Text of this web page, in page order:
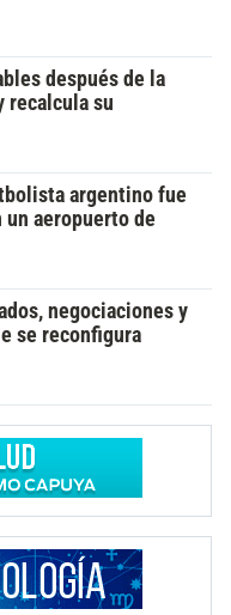
después de la
recalcula su
argentino fue
un aeropuerto de
negociaciones y
se reconfigura